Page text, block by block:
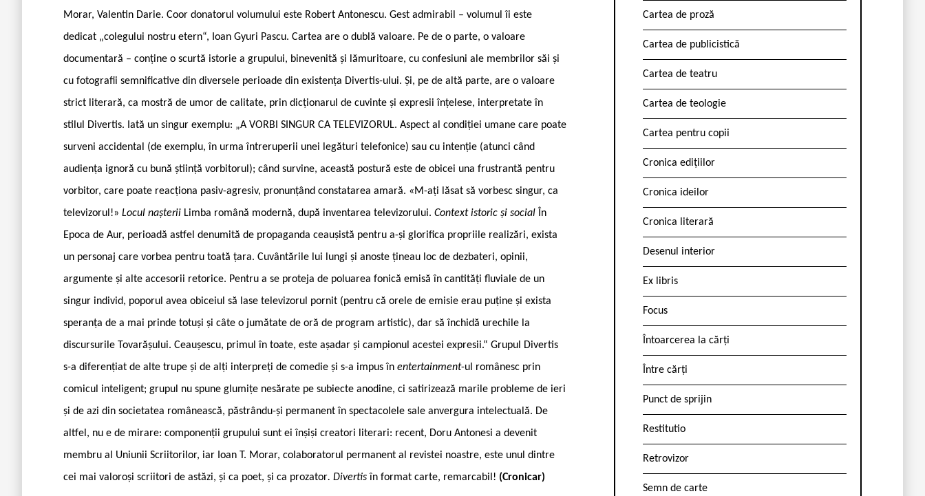
Morar, Valentin Darie. Coor ­donatorul volumului este Robert Antonescu. Gest admirabil – volumul îi este
dedicat „colegului nostru etern“, Ioan Gyuri Pascu. Cartea are o dublă valoare. Pe de o parte, o valoare
documentară – conține o scurtă istorie a grupului, binevenită și lămuritoare, cu confesiuni ale membrilor săi și
cu fotografii semnificative din diversele perioade din existența Divertis-ului. Și, pe de altă parte, are o valoare
strict literară, ca mostră de umor de calitate, prin dicționarul de cuvinte și expresii înțelese, interpretate în
stilul Divertis. Iată un singur exemplu: „A VORBI SINGUR CA TELEVIZORUL. Aspect al condiției umane care poate
surveni accidental (de exemplu, în urma întreruperii unei legături telefonice) sau cu intenție (atunci când
audiența ignoră cu bună știință vorbitorul); când survine, această postură este de obicei una frustrantă pentru
vorbitor, care poate reacționa pasiv-agresiv, pronunțând constatarea amară. «M-ați lăsat să vorbesc singur, ca
televizorul!» Locul nașterii Limba română modernă, după inventarea televizorului. Context istoric și social În
Epoca de Aur, perioadă astfel denumită de propaganda ceaușistă pentru a-și glorifica propriile realizări, exista
un personaj care vorbea pentru toată țara. Cuvântările lui lungi și anoste țineau loc de dezbateri, opinii,
argumente și alte accesorii retorice. Pentru a se proteja de poluarea fonică emisă în cantități fluviale de un
singur individ, poporul avea obiceiul să lase televizorul pornit (pentru că orele de emisie erau puține și exista
speranța de a mai prinde totuși și câte o jumătate de oră de program artistic), dar să închidă urechile la
discursurile Tovarășului. Ceaușescu, primul în toate, este așadar și campionul acestei expresii.“ Grupul Divertis
s-a diferențiat de alte trupe și de alți interpreți de comedie și s-a impus în entertainment-ul românesc prin
comicul inteligent; grupul nu spune glumițe nesărate pe subiecte anodine, ci satirizează marile probleme de ieri
și de azi din societatea românească, păstrându-și permanent în spectacolele sale anvergura intelectuală. De
altfel, nu e de mirare: componenții grupului sunt ei înșiși creatori literari: recent, Doru Antonesi a devenit
membru al Uniunii Scriitorilor, iar Ioan T. Morar, colaboratorul permanent al revistei noastre, este unul dintre
cei mai valoroși scriitori de astăzi, și ca poet, și ca prozator. Divertisîn format carte, remarcabil! (Cronicar)
Cartea de proză
Cartea de publicistică
Cartea de teatru
Cartea de teologie
Cartea pentru copii
Cronica edițiilor
Cronica ideilor
Cronica literară
Desenul interior
Ex libris
Focus
Întoarcerea la cărți
Între cărți
Punct de sprijin
Restitutio
Retrovizor
Semn de carte